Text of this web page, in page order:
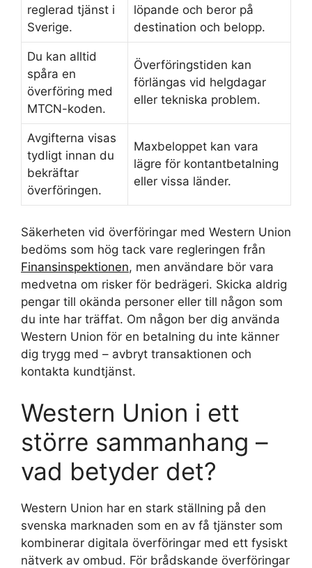
reglerad tjänst i
Sverige.
löpande och beror på
destination och belopp.
Du kan alltid
spåra en
överföring med
MTCN-koden.
Överföringstiden kan
förlängas vid helgdagar
eller tekniska problem.
Avgifterna visas
tydligt innan du
bekräftar
överföringen.
Maxbeloppet kan vara
lägre för kontantbetalning
eller vissa länder.
Säkerheten vid överföringar med Western Union
bedöms som hög tack vare regleringen från
Finansinspektionen, men användare bör vara
medvetna om risker för bedrägeri. Skicka aldrig
pengar till okända personer eller till någon som
du inte har träffat. Om någon ber dig använda
Western Union för en betalning du inte känner
dig trygg med – avbryt transaktionen och
kontakta kundtjänst.
Western Union i ett
större sammanhang –
vad betyder det?
Western Union har en stark ställning på den
svenska marknaden som en av få tjänster som
kombinerar digitala överföringar med ett fysiskt
nätverk av ombud. För brådskande överföringar